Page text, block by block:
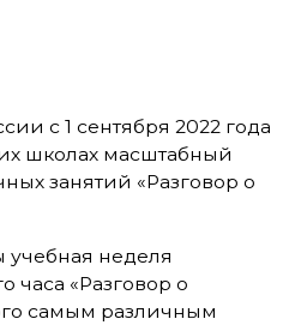
с 1 сентября 2022 года
школах масштабный
занятий «Разговор о
учебная неделя
часа «Разговор о
самым различным